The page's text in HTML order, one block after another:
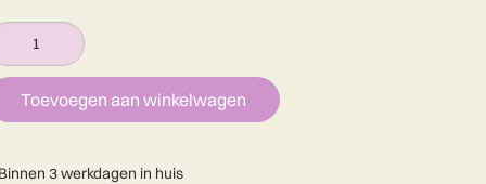
Toevoegen aan winkelwagen
Binnen 3 werkdagen in huis